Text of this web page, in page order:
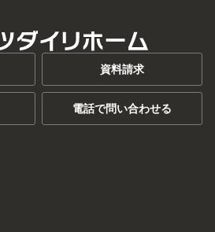
資料請求
電話で問い合わせる